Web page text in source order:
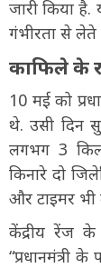
जारी किया है.
गंभीरता से लेते
काफिले के
10 मई को
थे. उसी दिन
लगभग 3
किनारे दो
और टाइमर
केंद्रीय रेंज
“प्रधानमंत्री